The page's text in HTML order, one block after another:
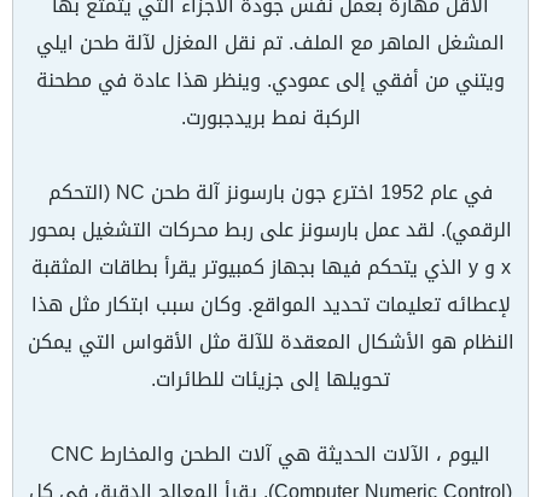
المشغل الماهر مع الملف. تم نقل المغزل لآلة طحن ايلي
ويتني من أفقي إلى عمودي. وينظر هذا عادة في مطحنة
الركبة نمط بريدجبورت.
في عام 1952 اخترع جون بارسونز آلة طحن NC (التحكم
الرقمي). لقد عمل بارسونز على ربط محركات التشغيل بمحور
x و y الذي يتحكم فيها بجهاز كمبيوتر يقرأ بطاقات المثقبة
لإعطائه تعليمات تحديد المواقع. وكان سبب ابتكار مثل هذا
النظام هو الأشكال المعقدة للآلة مثل الأقواس التي يمكن
تحويلها إلى جزيئات للطائرات.
اليوم ، الآلات الحديثة هي آلات الطحن والمخارط CNC